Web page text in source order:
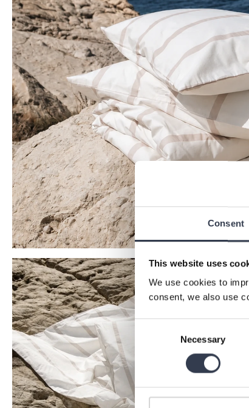
Consent
This website uses
We use cookies to
consent, we also use
Necessary